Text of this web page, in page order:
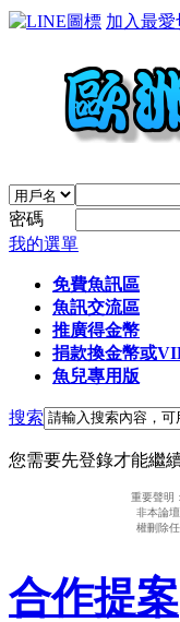
加入最愛
密碼
我的選單
免費魚訊區
魚訊交流區
推廣得金幣
捐款換金幣或
魚兒專用版
搜索
您需要先登錄才能繼
重要聲明
非本論
權刪除
合作提案